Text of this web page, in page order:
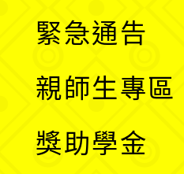
緊急通告
親師生專區
獎助學金